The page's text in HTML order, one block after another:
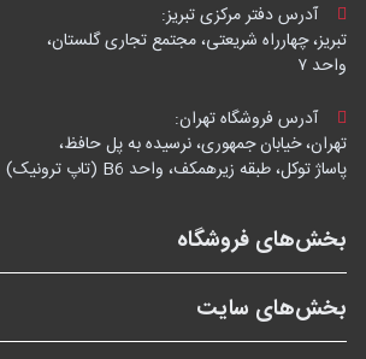
آدرس دفتر مرکزی تبریز:
تبریز، چهارراه شریعتی، مجتمع تجاری گلستان،
واحد ۷
آدرس فروشگاه تهران:
تهران، خیابان جمهوری، نرسیده به پل حافظ،
پاساژ توکل، طبقه زیرهمکف، واحد B6 (تاپ ترونیک)
بخش‌های فروشگاه
بخش‌های سایت